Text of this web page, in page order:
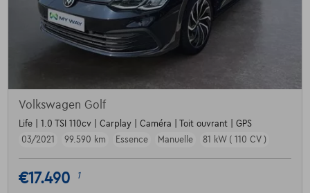
Volkswagen Golf
Life | 1.0 TSI 110cv | Carplay | Caméra | Toit ouvrant | GPS
03/2021
99.590 km Essence Manuelle 81 kW ( 110 CV )
€17.490 1